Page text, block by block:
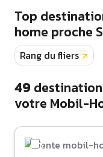
Top
home proche
Rang du fliers
49
votre Mobil-